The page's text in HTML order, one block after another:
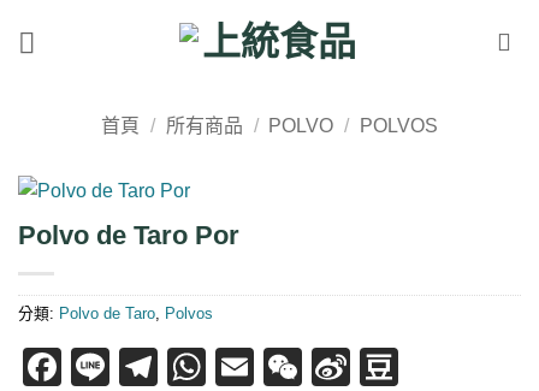
首頁 / 所有商品 / POLVO / POLVOS
Polvo de Taro Por
分類: Polvo de Taro, Polvos
Facebook
LineTelegram
WhatsApp
EmailWeChat
Sina